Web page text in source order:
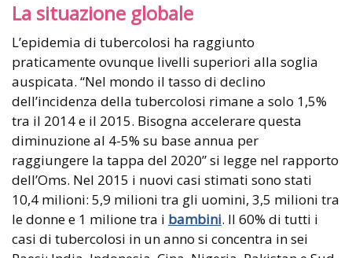
La situazione globale
L’epidemia di tubercolosi ha raggiunto
praticamente ovunque livelli superiori alla soglia
auspicata. “Nel mondo il tasso di declino
dell’incidenza della tubercolosi rimane a solo 1,5%
tra il 2014 e il 2015. Bisogna accelerare questa
diminuzione al 4-5% su base annua per
raggiungere la tappa del 2020” si legge nel rapporto
dell’Oms. Nel 2015 i nuovi casi stimati sono stati
10,4 milioni: 5,9 milioni tra gli uomini, 3,5 milioni tra
le donne e 1 milione tra i bambini. Il 60% di tutti i
casi di tubercolosi in un anno si concentra in sei